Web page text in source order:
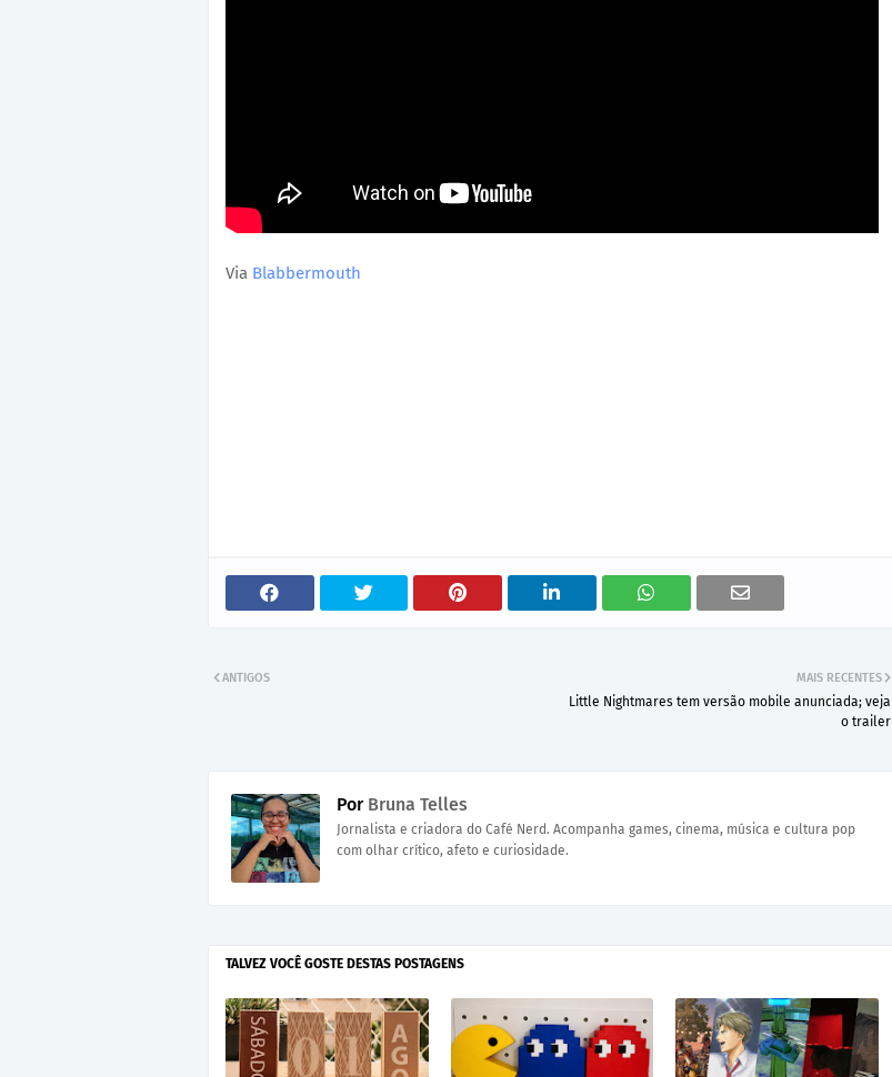
Via Blabbermouth
MAIS RECENTES
Little Nightmares tem versão mobile anunciada; veja
o trailer
ANTIGOS
PorBruna Telles
Jornalista e criadora do Café Nerd. Acompanha games, cinema, música e cultura pop
com olhar crítico, afeto e curiosidade.
TALVEZ VOCÊ GOSTE DESTAS POSTAGENS